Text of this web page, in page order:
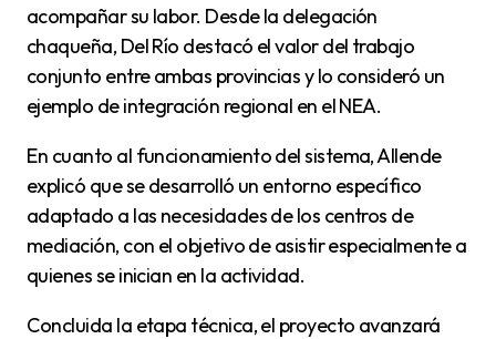
acompañar su labor. Desde la delegación
chaqueña, Del Río destacó el valor del trabajo
conjunto entre ambas provincias y lo consideró un
ejemplo de integración regional en el NEA.
En cuanto al funcionamiento del sistema, Allende
explicó que se desarrolló un entorno específico
adaptado a las necesidades de los centros de
mediación, con el objetivo de asistir especialmente a
quienes se inician en la actividad.
Concluida la etapa técnica, el proyecto avanzará